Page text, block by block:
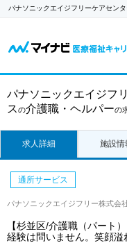
パナソニックエイジフリーケアセン
パナソニックエイジフ
スの介護職・ヘルパーの
求人詳細 施設情
通所サービス
パナソニックエイジフリー株式会
【杉並区/介護職（パート
経験は問いません。笑顔